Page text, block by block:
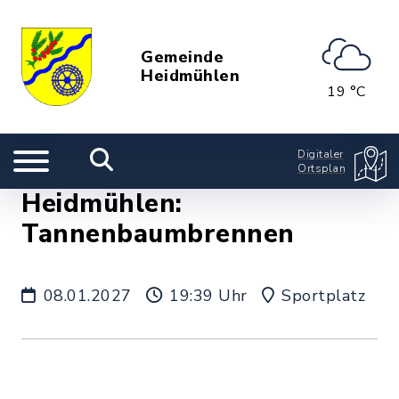
Gemeinde
Heidmühlen
19 °C
Digitaler
Ortsplan
Heidmühlen:
Tannenbaumbrennen
08.01.2027 19:39 Uhr Sportplatz